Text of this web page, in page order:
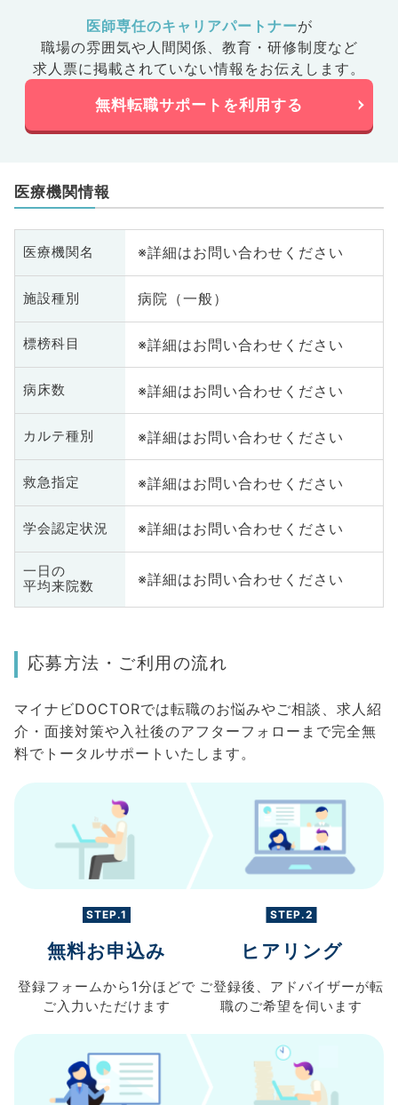
医師専任のキャリアパートナーが
職場の雰囲気や人間関係、 教育・研修制度など
求人票に掲載されていない情報をお伝えします。
無料転職サポートを利用する
医療機関情報
医療機関名 ※詳細はお問い合わせください
施設種別 病院（一般）
標榜科目 ※詳細はお問い合わせください
病床数 ※詳細はお問い合わせください
カルテ種別 ※詳細はお問い合わせください
救急指定 ※詳細はお問い合わせください
学会認定状況 ※詳細はお問い合わせください
一日の
平均来院数
※詳細はお問い合わせください
応募方法・ご利用の流れ
マイナビDOCTORでは転職のお悩みやご相談、求人紹
介・面接対策や入社後のアフターフォローまで完全無
料でトータルサポートいたします。
STEP.1
無料お申込み
登録フォームから 1分ほどで
ご入力 いただけます
STEP.2
ヒアリング
ご登録後、 アドバイザーが転
職のご希望を伺います